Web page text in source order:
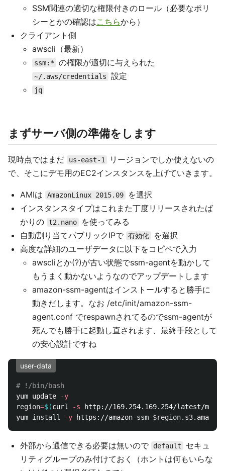
SSM関連の適切な権限付きのロール（必要なポリ
シーとかの確認はこちらから）
クライアント側
awscli（最新）
ssm:* の権限が適切に与えられた
~/.aws/credentials 設定
jq
まずサーバ側の準備をします
現時点ではまだ us-east-1
リージョンでしか使えないの
で、そこにデモ用のEC2インスタンスを上げていきます。
AMIは AmazonLinux 2015.09
を選択
インスタンスタイプはこれまた丁度リリースされたば
かりの
t2.nano
を使ってみる
自動割り当てパブリックIPで 有効化
を選択
高度な詳細のユーザデータに以下をコピペで入力
awscliとか(?)が古い状態でssm-agentを動かして
もうまく動かないようなのでアップデートします
amazon-ssm-agentはインストールすると勝手に
動きだします。なお /etc/init/amazon-ssm-
agent.conf でrespawnされてるのでssm-agentが
死んでも勝手に起動し直されます、最終手段として
の安心設計ですね
user-data
# !/bin/bash
yum update
-y
region=$(curl -s http://169.254.169.254/latest/
yum install -y https://amazon-ssm-$region
外部から通信できる必要は無いので default
セキュ
リティグループのみ付けておく（ホントは何もいらな